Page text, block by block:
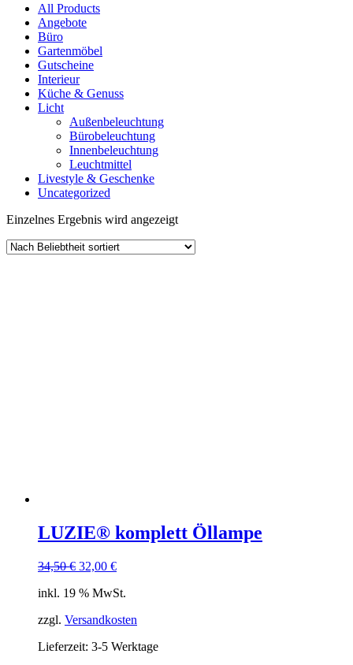
All Products
Angebote
Büro
Gartenmöbel
Gutscheine
Interieur
Küche & Genuss
Licht
Außenbeleuchtung
Bürobeleuchtung
Innenbeleuchtung
Leuchtmittel
Livestyle & Geschenke
Uncategorized
Einzelnes Ergebnis wird angezeigt
LUZIE® komplett Öllampe
34,50€ 32,00 €
inkl. 19 % MwSt.
zzgl. Versandkosten
Lieferzeit: 3-5 Werktage